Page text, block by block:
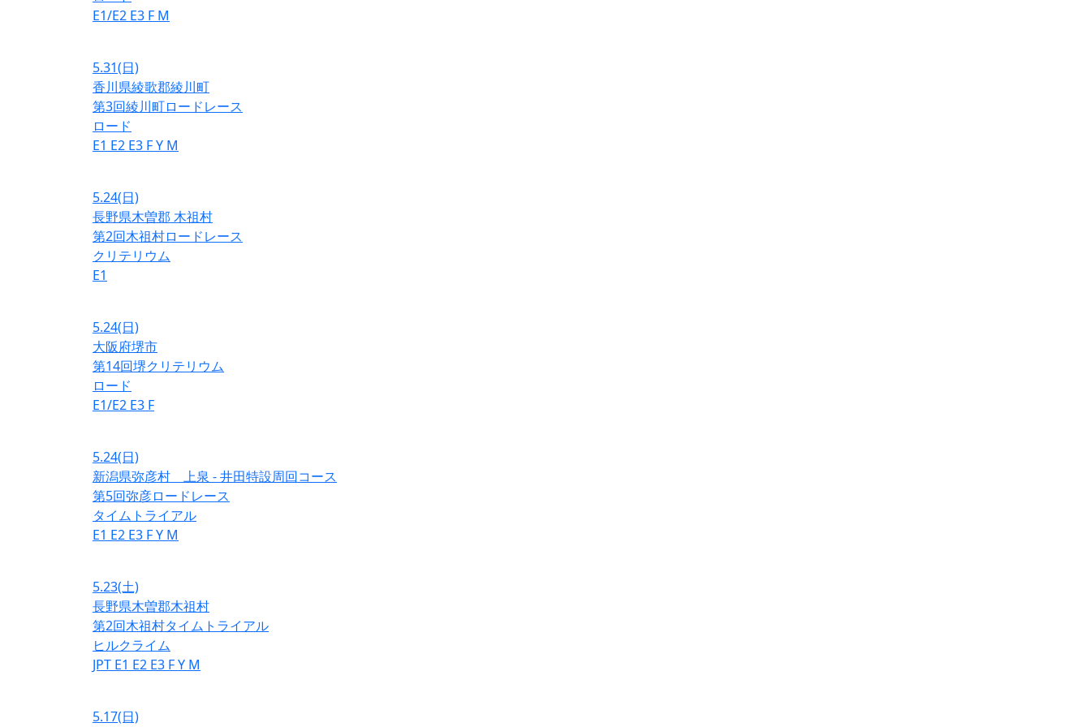
E1/E2 E3 F M
5.31(日)
香川県綾歌郡綾川町
第3回綾川町ロードレース
ロード
E1 E2 E3 FY M
5.24(日)
長野県木曽郡 木祖村
第2回木祖村ロードレース
クリテリウム
E1
5.24(日)
大阪府堺市
第14回堺クリテリウム
ロード
E1/E2 E3 F
5.24(日)
新潟県弥彦村 上泉 - 井田特設周回コース
第5回弥彦ロードレース
タイムトライアル
E1 E2 E3 FY M
5.23(土)
長野県木曽郡木祖村
第2回木祖村タイムトライアル
ヒルクライム
JPT E1 E2 E3 FY M
5.17(日)